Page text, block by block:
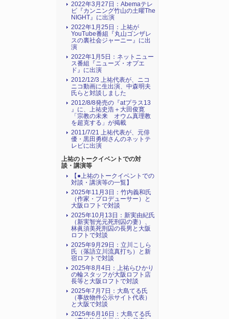
2022年3月27日：Abemaテレ
ビ『カンニング竹山の土曜The
NIGHT』に出演
2022年1月25日：上祐が
YouTube番組『丸山ゴンザレ
スの裏社会ジャーニー』に出
演
2022年1月5日：ネットニュー
ス番組『ニューズ・オプエ
ド』に出演
2012/12/3 上祐代表が、ニコ
ニコ動画に生出演、中森明夫
氏らと対談しました
2012/8/8発売の『atプラス13
』に、上祐史浩＋大田俊寛
「宗教の未来 オウム真理教
を超克する」が掲載
2011/7/21 上祐代表が、元俳
優・黒田勇樹さんのネットテ
レビに出演
上祐のトークイベントでの対
談・講演等
【●上祐のトークイベントでの
対談・講演等の一覧】
2025年11月3日：竹内義和氏
（作家・プロデューサー）と
大阪ロフトで対談
2025年10月13日：新実由紀氏
（新実智光元死刑囚の妻）、
林眞須美死刑囚の長男と大阪
ロフトで対談
2025年9月29日：立川こしら
氏（落語立川流真打ち）と新
宿ロフトで対談
2025年8月4日：上祐らひかり
の輪スタッフが大阪ロフト店
長等と大阪ロフトで対談
2025年7月7日：大島てる氏
（事故物件公示サイト代表）
と大阪で対談
2025年6月16日：大島てる氏